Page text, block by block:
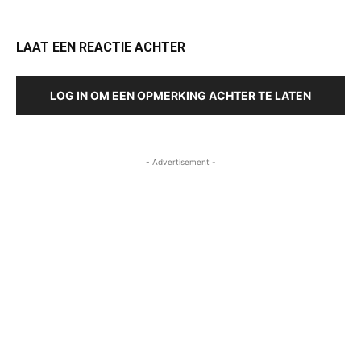
LAAT EEN REACTIE ACHTER
LOG IN OM EEN OPMERKING ACHTER TE LATEN
- Advertisement -